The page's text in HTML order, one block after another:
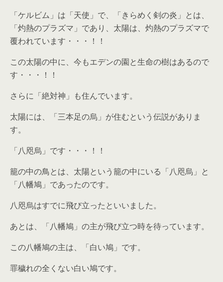
「ケルビム」は「天使」で、「きらめく剣の炎」とは、
「灼熱のプラズマ」であり、太陽は、灼熱のプラズマで
覆われています・・・！！
この太陽の中に、今もエデンの園と生命の樹はあるので
す・・・！！
さらに「絶対神」も住んでいます。
太陽には、「三本足の烏」が住むという伝説がありま
す。
「八咫烏」です・・・！！
籠の中の鳥とは、太陽という籠の中にいる「八咫烏」と
「八幡鳩」であったのです。
八咫烏はすでに飛び立ったといいました。
あとは、「八幡鳩」の主が飛び立つ時を待っています。
この八幡鳩の主は、「白い鳩」です。
罪穢れの全くない白い鳩です。